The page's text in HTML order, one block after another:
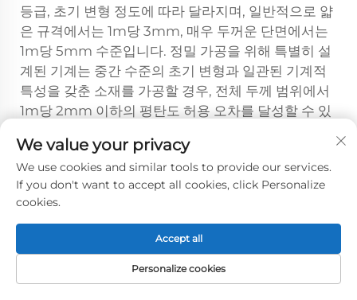
등급, 초기 변형 정도에 따라 달라지며, 일반적으로 얇
은 규격에서는 1m당 3mm, 매우 두꺼운 단면에서는
1m당 5mm 수준입니다. 정밀 가공을 위해 특별히 설
계된 기계는 중간 수준의 초기 변형과 일관된 기계적
특성을 갖춘 소재를 가공할 경우, 전체 두께 범위에서
1m당 2mm 이하의 평탄도 허용 오차를 달성할 수 있
두꺼운 판재 레벨링 시 롤러 지름 선택이
레벨링 효율성에 어떤 영향을 미치나요?
롤러 지름은 레벨링 공정 중 플라스틱 변형 침투 깊이
및 달성 가능한 최소 굽힘 반경에 직접적인 영향을 미
치는 핵심 설계 파라미터이다. 지름이 큰 롤러는 두꺼
운 판재 내부로 더 깊이 침투하는 완만한 굽힘 곡률을
생성하므로, 작은 롤러로는 표면층만 영향을 주고 내
We value your privacy
We use cookies and similar tools to provide our services.
If you don't want to accept all cookies, click Personalize
cookies.
Personalize cookies
Accept all